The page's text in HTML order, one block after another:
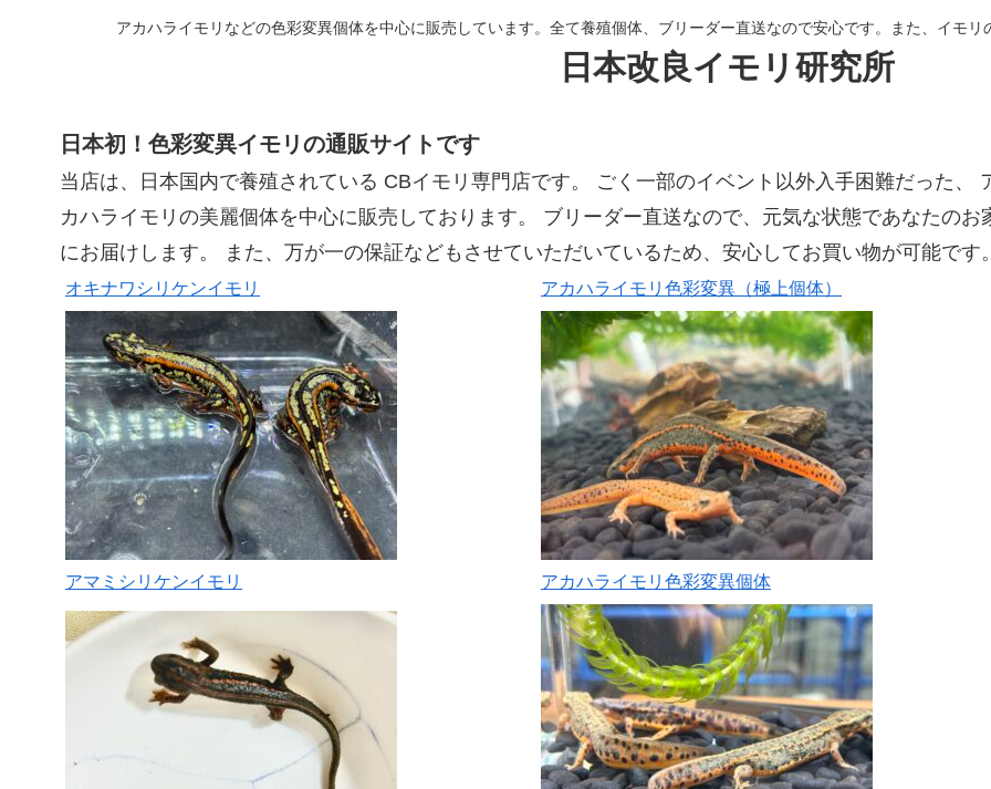
アカハライモリなどの色彩変異個体を中心に販売しています。全て養殖個体、ブリーダー直送なので安心です。また、イモリ
日本改良イモリ研究所
日本初！色彩変異イモリの通販サイトです
当店は、日本国内で養殖されている CBイモリ専門店です。 ごく一部のイベント以外入手困難だった、
カハライモリの美麗個体を中心に販売しております。 ブリーダー直送なので、元気な状態であなたのお
にお届けします。 また、万が一の保証などもさせていただいているため、安心してお買い物が可能です。
オキナワシリケンイモリ アカハライモリ色彩変異（極上個体）
アマミシリケンイモリ アカハライモリ色彩変異個体